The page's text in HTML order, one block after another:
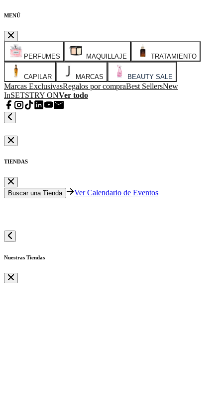
MENÚ
PERFUMES MAQUILLAJE TRATAMIENTO
CAPILAR MARCAS BEAUTY SALE
Marcas ExclusivasRegalos por compraBest SellersNew
InSETSTRY ONVer todo
TIENDAS
Buscar una Tienda Ver Calendario de Eventos
Nuestras Tiendas